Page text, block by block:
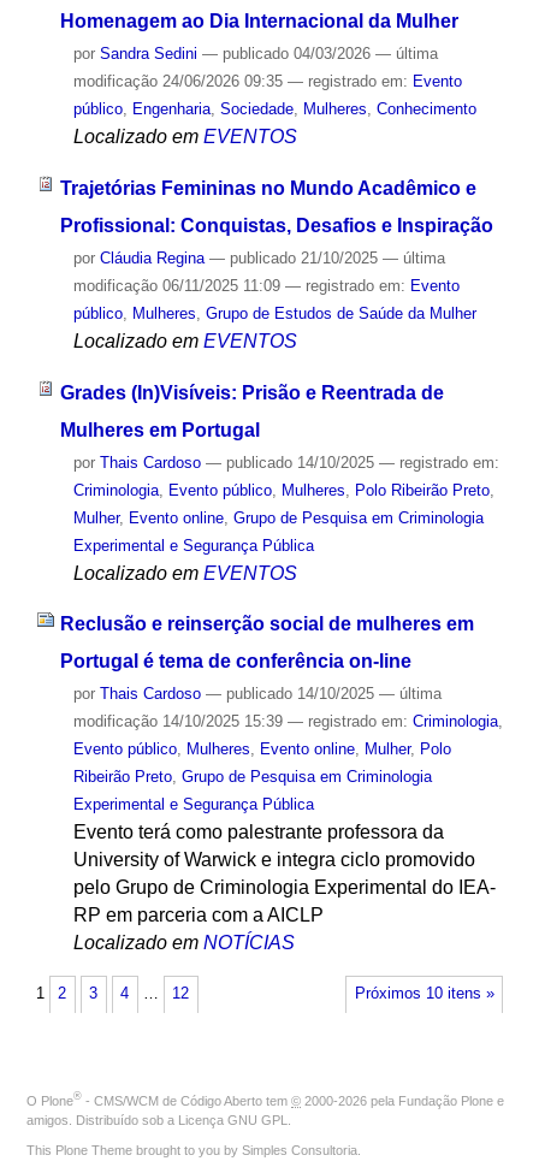
Homenagem ao Dia Internacional da Mulher
por Sandra Sedini — publicado04/03/2026 — última
modificação24/06/2026 09:35 — registrado em: Evento
público, Engenharia, Sociedade, Mulheres, Conhecimento
Localizado em EVENTOS
Trajetórias Femininas no Mundo Acadêmico e
Profissional: Conquistas, Desafios e Inspiração
por Cláudia Regina — publicado21/10/2025 — última
modificação06/11/2025 11:09 — registrado em: Evento
público, Mulheres Grupo de Estudos de Saúde da Mulher
Localizado em EVENTOS
Grades (In)Visíveis: Prisão e Reentrada de
Mulheres em Portugal
por Thais Cardoso — publicado14/10/2025 — registrado em:
Criminologia, Evento público, Mulheres Polo Ribeirão Preto,
Mulher, Evento online, Grupo de Pesquisa em Criminologia
Experimental e Segurança Pública
Localizado em EVENTOS
Reclusão e reinserção social de mulheres em
Portugal é tema de conferência on-line
por Thais Cardoso — publicado14/10/2025 — última
modificação14/10/2025 15:39 — registrado em: Criminologia,
Evento público, Mulheres, Evento online, Mulher, Polo
Ribeirão Preto, Grupo de Pesquisa em Criminologia
Experimental e Segurança Pública
Evento terá como palestrante professora da
University of Warwick e integra ciclo promovido
pelo Grupo de Criminologia Experimental do IEA-
RP em parceria com a AICLP
Localizado em NOTÍCIAS
Próximos 10 itens »
1 2 3 4 … 12
O Plone® - CMS/WCM de Código Aberto tem © 2000-2026 pela Fundação Plone e
amigos. Distribuído sob a Licença GNU GPL
This Plone Theme brought to you by Simples Consultoria